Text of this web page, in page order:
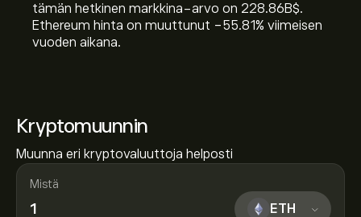
Kryptomuunnin
Muunna eri kryptovaluuttoja helposti
Mistä
ETH
tämän hetkinen markkina-arvo on 228.86B‎$‎.
Ethereum hinta on muuttunut ‎-55.81‎% viimeisen
vuoden aikana.